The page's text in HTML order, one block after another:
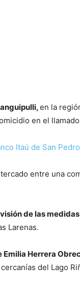
en la
en el
Itaú de San
entre una
de las
Larenas.
Emilia Herrera
del Lago